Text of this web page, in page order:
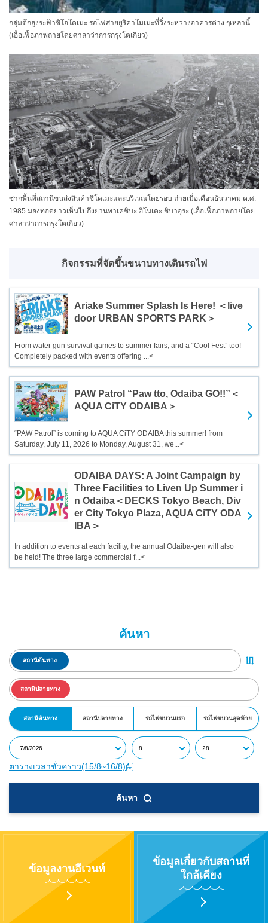
กลุ่มตึกสูงระฟ้าชิโอโดเมะ รถไฟสายยูริคาโมเมะที่วิ่งระหว่างอาคารต่าง ๆเหล่านี้
(เอื้อเฟื้อภาพถ่ายโดยศาลาว่าการกรุงโตเกียว)
ซากพื้นที่สถานีขนส่งสินค้าชิโดเมะและบริเวณโดยรอบ ถ่ายเมื่อเดือนธันวาคม ค.ศ.
1985 มองทอดยาวเห็นไปถึงย่านทาเคชิบะ ฮิโนเดะ ชิบาอุระ (เอื้อเฟื้อภาพถ่ายโดย
ศาลาว่าการกรุงโตเกียว)
กิจกรรมที่จัดขึ้นขนาบทางเดินรถไฟ
Ariake Summer Splash Is Here! ＜live
door URBAN SPORTS PARK＞
From water gun survival games to summer fairs, and a “Cool Fest” too!
Completely packed with events offering ...<
PAW Patrol “Paw tto, Odaiba GO!!”＜
AQUA CiTY ODAIBA＞
“PAW Patrol” is coming to AQUA CiTY ODAIBA this summer! from
Saturday, July 11, 2026 to Monday, August 31, we...<
ODAIBA DAYS: A Joint Campaign by
Three Facilities to Liven Up Summer i
n Odaiba＜DECKS Tokyo Beach, Div
er City Tokyo Plaza, AQUA CiTY ODA
IBA＞
In addition to events at each facility, the annual Odaiba-gen will also
be held! The three large commercial f...<
ค้นหา
สถานีต้นทาง
สถานีปลายทาง
สถานีต้นทาง สถานีปลายทาง รถไฟขบวนแรก รถไฟขบวนสุดท้าย
ตารางเวลาชั่วคราว(15/8~16/8)
ค้นหา
ข้อมูลงานอีเวนท์
ข้อมูลเกี่ยวกับสถานที่
ใกล้เคียง